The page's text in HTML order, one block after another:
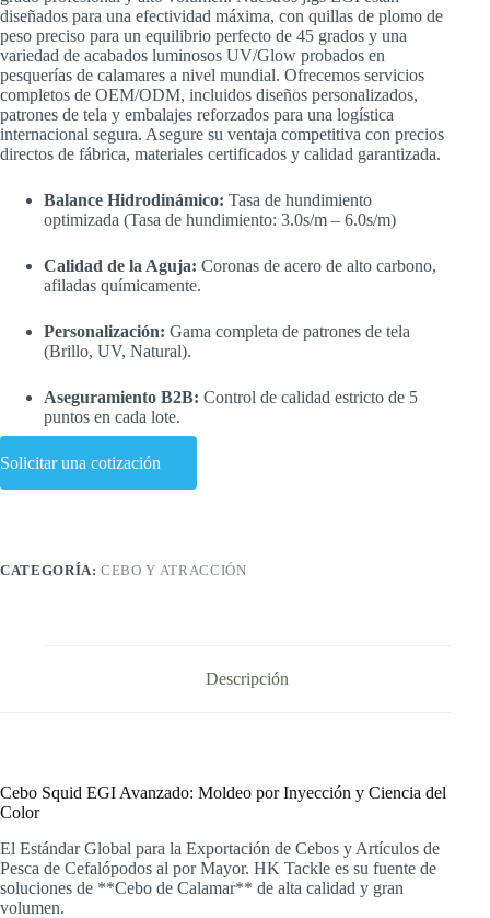
diseñados para una efectividad máxima, con quillas de plomo de
peso preciso para un equilibrio perfecto de 45 grados y una
variedad de acabados luminosos UV/Glow probados en
pesquerías de calamares a nivel mundial. Ofrecemos servicios
completos de OEM/ODM, incluidos diseños personalizados,
patrones de tela y embalajes reforzados para una logística
internacional segura. Asegure su ventaja competitiva con precios
directos de fábrica, materiales certificados y calidad garantizada.
Balance Hidrodinámico: Tasa de hundimiento
optimizada (Tasa de hundimiento: 3.0s/m – 6.0s/m)
Calidad de la Aguja: Coronas de acero de alto carbono,
afiladas químicamente.
Personalización: Gama completa de patrones de tela
(Brillo, UV, Natural).
Aseguramiento B2B: Control de calidad estricto de 5
puntos en cada lote.
Solicitar una cotización
CATEGORÍA:CEBO Y ATRACCIÓN
Descripción
Cebo Squid EGI Avanzado: Moldeo por Inyección y Ciencia del
Color
El Estándar Global para la Exportación de Cebos y Artículos de
Pesca de Cefalópodos al por Mayor. HK Tackle es su fuente de
soluciones de **Cebo de Calamar** de alta calidad y gran
volumen.